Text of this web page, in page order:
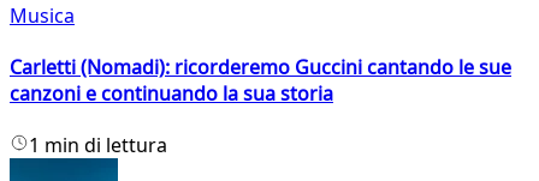
Musica
Carletti (Nomadi): ricorderemo Guccini cantando le sue
canzoni e continuando la sua storia
1 min di lettura